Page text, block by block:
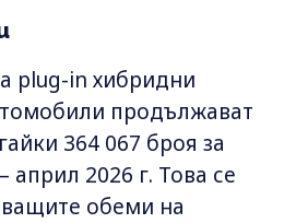
plug-in хибридни
продължават
364 067 броя за
април 2026 г. Това се
обеми на